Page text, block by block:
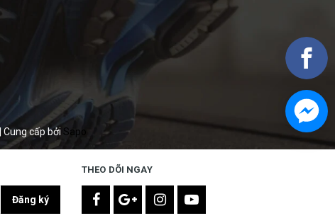
|Cung cấp bởi Sapo
Đăng ký
THEO DÕI NGAY